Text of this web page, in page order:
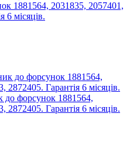
1881564, 2031835, 2057401,
6 місяців.
до форсунок 1881564,
2872405. Гарантія 6 місяців.